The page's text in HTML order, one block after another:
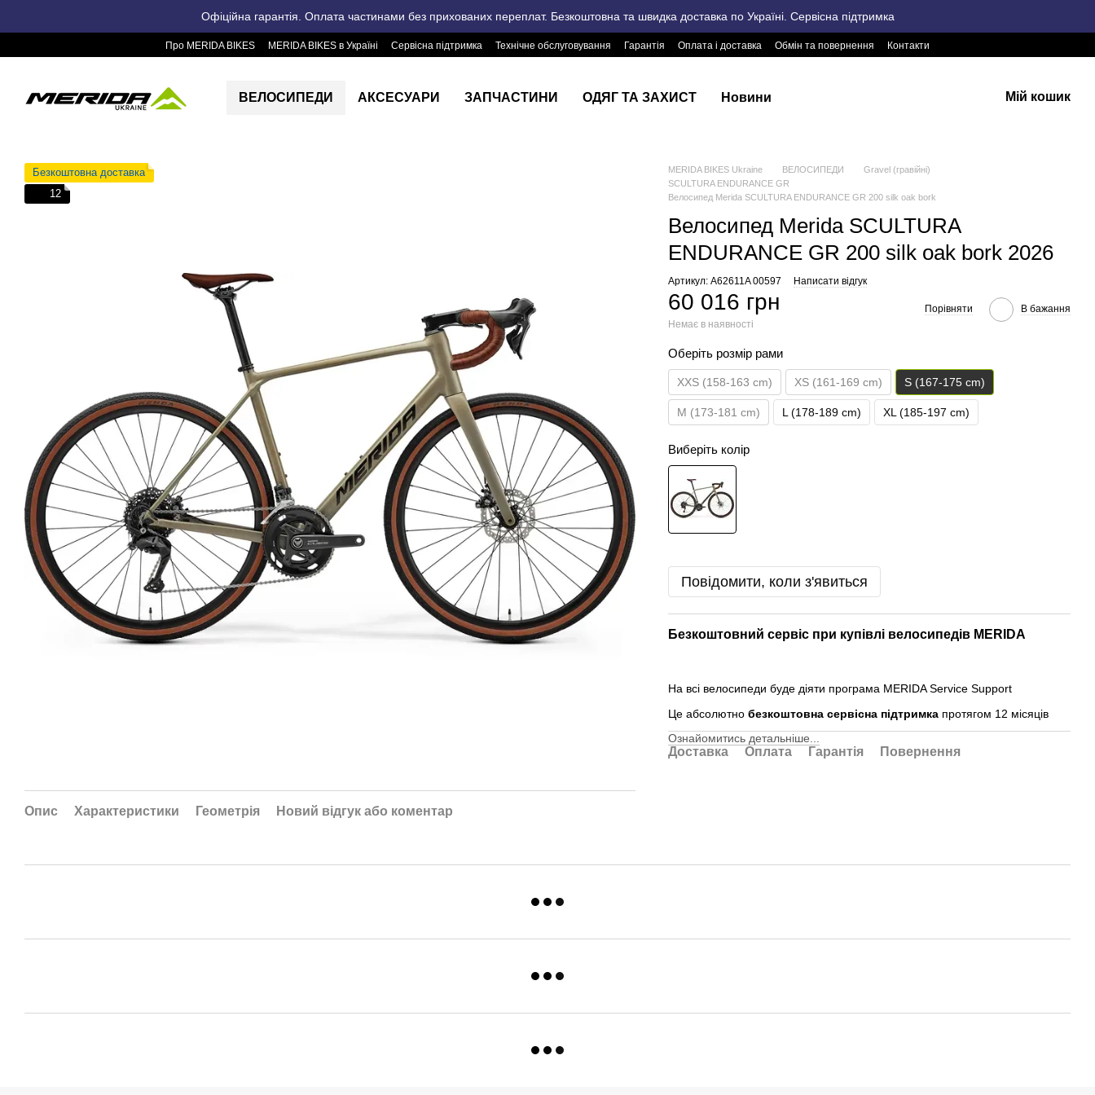
Офіційна гарантія. Оплата частинами без прихованих переплат. Безкоштовна та швидка доставка по Україні. Сервісна підтримка
Про MERIDA BIKES MERIDA BIKES в Україні Сервісна підтримка Технічне обслуговування Гарантія Оплата і доставка Обмін та повернення Контакти
ВЕЛОСИПЕДИ АКСЕСУАРИ ЗАПЧАСТИНИ ОДЯГ ТА ЗАХИСТ Новини Мій кошик
Безкоштовна доставка
12
Опис Характеристики Геометрія Новий відгук або коментар
MERIDA BIKES Ukraine ВЕЛОСИПЕДИ
Gravel (гравійні)
SCULTURA ENDURANCE GR
Велосипед Merida SCULTURA ENDURANCE GR 200 silk oak bork
Велосипед Merida SCULTURA
ENDURANCE GR 200 silk oak bork 2026
Артикул: A62611A 00597 Написати відгук
60 016 грн
Немає в наявності
Порівняти В бажання
Оберіть розмір рами
XXS (158-163 cm) XS (161-169 cm) S (167-175 cm)
M (173-181 cm) L (178-189 cm) XL (185-197 cm)
Виберіть колір
Повідомити, коли з'явиться
Безкоштовний сервіс при купівлі велосипедів MERIDA
На всі велосипеди буде діяти програма MERIDA Service Support
Це абсолютнобезкоштовна сервісна підтримка протягом 12 місяців
Ознайомитись детальніше...
Доставка Оплата Гарантія Повернення